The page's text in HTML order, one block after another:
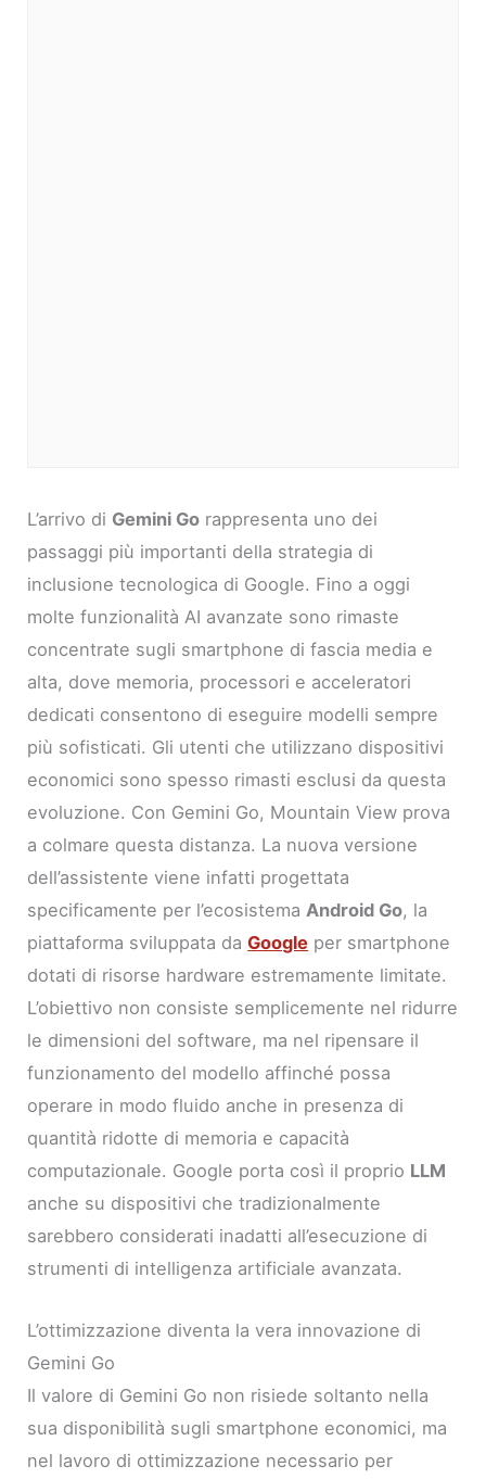
L’arrivo di Gemini Go rappresenta uno dei
passaggi più importanti della strategia di
inclusione tecnologica di Google. Fino a oggi
molte funzionalità AI avanzate sono rimaste
concentrate sugli smartphone di fascia media e
alta, dove memoria, processori e acceleratori
dedicati consentono di eseguire modelli sempre
più sofisticati. Gli utenti che utilizzano dispositivi
economici sono spesso rimasti esclusi da questa
evoluzione. Con Gemini Go, Mountain View prova
a colmare questa distanza. La nuova versione
dell’assistente viene infatti progettata
specificamente per l’ecosistemaAndroid Go, la
piattaforma sviluppata daGoogle per smartphone
dotati di risorse hardware estremamente limitate.
L’obiettivo non consiste semplicemente nel ridurre
le dimensioni del software, ma nel ripensare il
funzionamento del modello affinché possa
operare in modo fluido anche in presenza di
quantità ridotte di memoria e capacità
computazionale. Google porta così il proprio LLM
anche su dispositivi che tradizionalmente
sarebbero considerati inadatti all’esecuzione di
strumenti di intelligenza artificiale avanzata.
L’ottimizzazione diventa la vera innovazione di
Gemini Go
Il valore di Gemini Go non risiede soltanto nella
sua disponibilità sugli smartphone economici, ma
nel lavoro di ottimizzazione necessario per